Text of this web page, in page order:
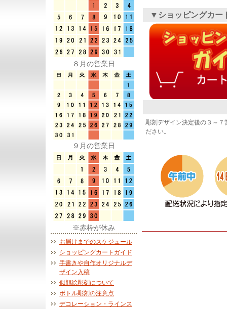
８月の営業日
９月の営業日
※赤枠が休み
お届けまでのスケジュール
ショッピングカートガイド
手書きや自作オリジナルデ
ザイン入稿
似顔絵彫刻について
ボトル彫刻の注意点
デコレーション・ラインス
▼ショッピングカー
彫刻デザイン決定後の３～
ださい。